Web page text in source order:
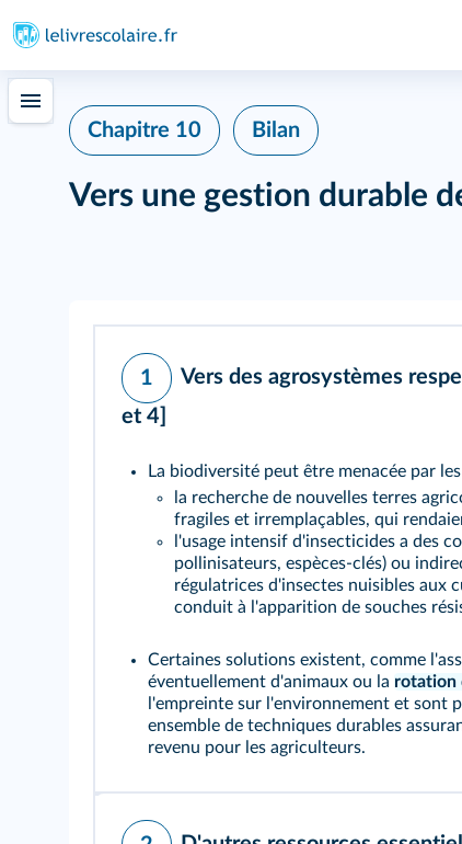
Chapitre 10 Bilan
Vers une gestion durable
1 Vers des agrosystèmes
et 4]
La biodiversité peut être menacée par
la recherche de nouvelles terres
fragiles et irremplaçables, qui
l'usage intensif d'insecticides a des
pollinisateurs, espèces-clés) ou
régulatrices d'insectes nuisibles aux
conduit à l'apparition de souches
Certaines solutions existent, comme
éventuellement d'animaux ou la rotation
l'empreinte sur l'environnement et sont
ensemble de techniques durables
revenu pour les agriculteurs.